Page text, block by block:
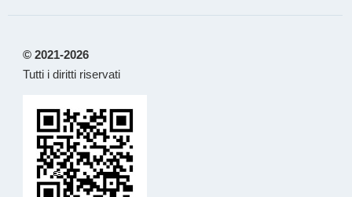
© 2021-2026
Tutti i diritti riservati